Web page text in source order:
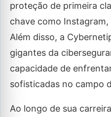
proteção de primeira
chave como
Além disso, a
gigantes da
capacidade de
sofisticadas no campo
Ao longo de sua